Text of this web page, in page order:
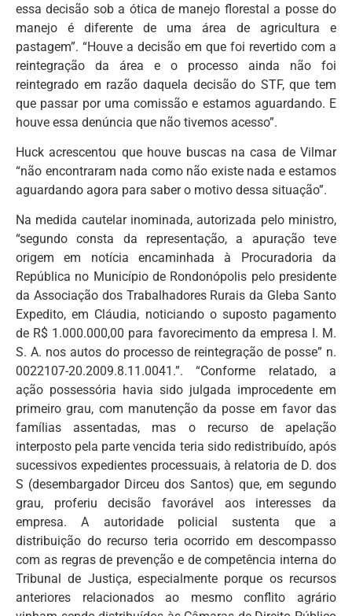
essa decisão sob a ótica de manejo florestal a posse do
manejo é diferente de uma área de agricultura e
pastagem”. “Houve a decisão em que foi revertido com a
reintegração da área e o processo ainda não foi
reintegrado em razão daquela decisão do STF, que tem
que passar por uma comissão e estamos aguardando. E
houve essa denúncia que não tivemos acesso”.
Huck acrescentou que houve buscas na casa de Vilmar
“não encontraram nada como não existe nada e estamos
aguardando agora para saber o motivo dessa situação”.
Na medida cautelar inominada, autorizada pelo ministro,
“segundo consta da representação, a apuração teve
origem em notícia encaminhada à Procuradoria da
República no Município de Rondonópolis pelo presidente
da Associação dos Trabalhadores Rurais da Gleba Santo
Expedito, em Cláudia, noticiando o suposto pagamento
de R$ 1.000.000,00 para favorecimento da empresa I. M.
S. A. nos autos do processo de reintegração de posse” n.
0022107-20.2009.8.11.0041.”. “Conforme relatado, a
ação possessória havia sido julgada improcedente em
primeiro grau, com manutenção da posse em favor das
famílias assentadas, mas o recurso de apelação
interposto pela parte vencida teria sido redistribuído, após
sucessivos expedientes processuais, à relatoria de D. dos
S (desembargador Dirceu dos Santos) que, em segundo
grau, proferiu decisão favorável aos interesses da
empresa. A autoridade policial sustenta que a
distribuição do recurso teria ocorrido em descompasso
com as regras de prevenção e de competência interna do
Tribunal de Justiça, especialmente porque os recursos
anteriores relacionados ao mesmo conflito agrário